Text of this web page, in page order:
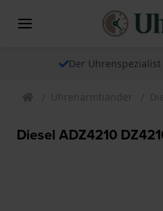
Der
Uhrenarmbander
Diesel ADZ4210